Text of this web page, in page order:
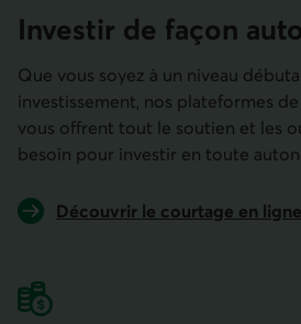
Investir de façon
Que vous soyez à un niveau
investissement, nos plateformes
vous offrent tout le soutien et les
besoin pour investir en toute
Découvrir le courtage en ligne